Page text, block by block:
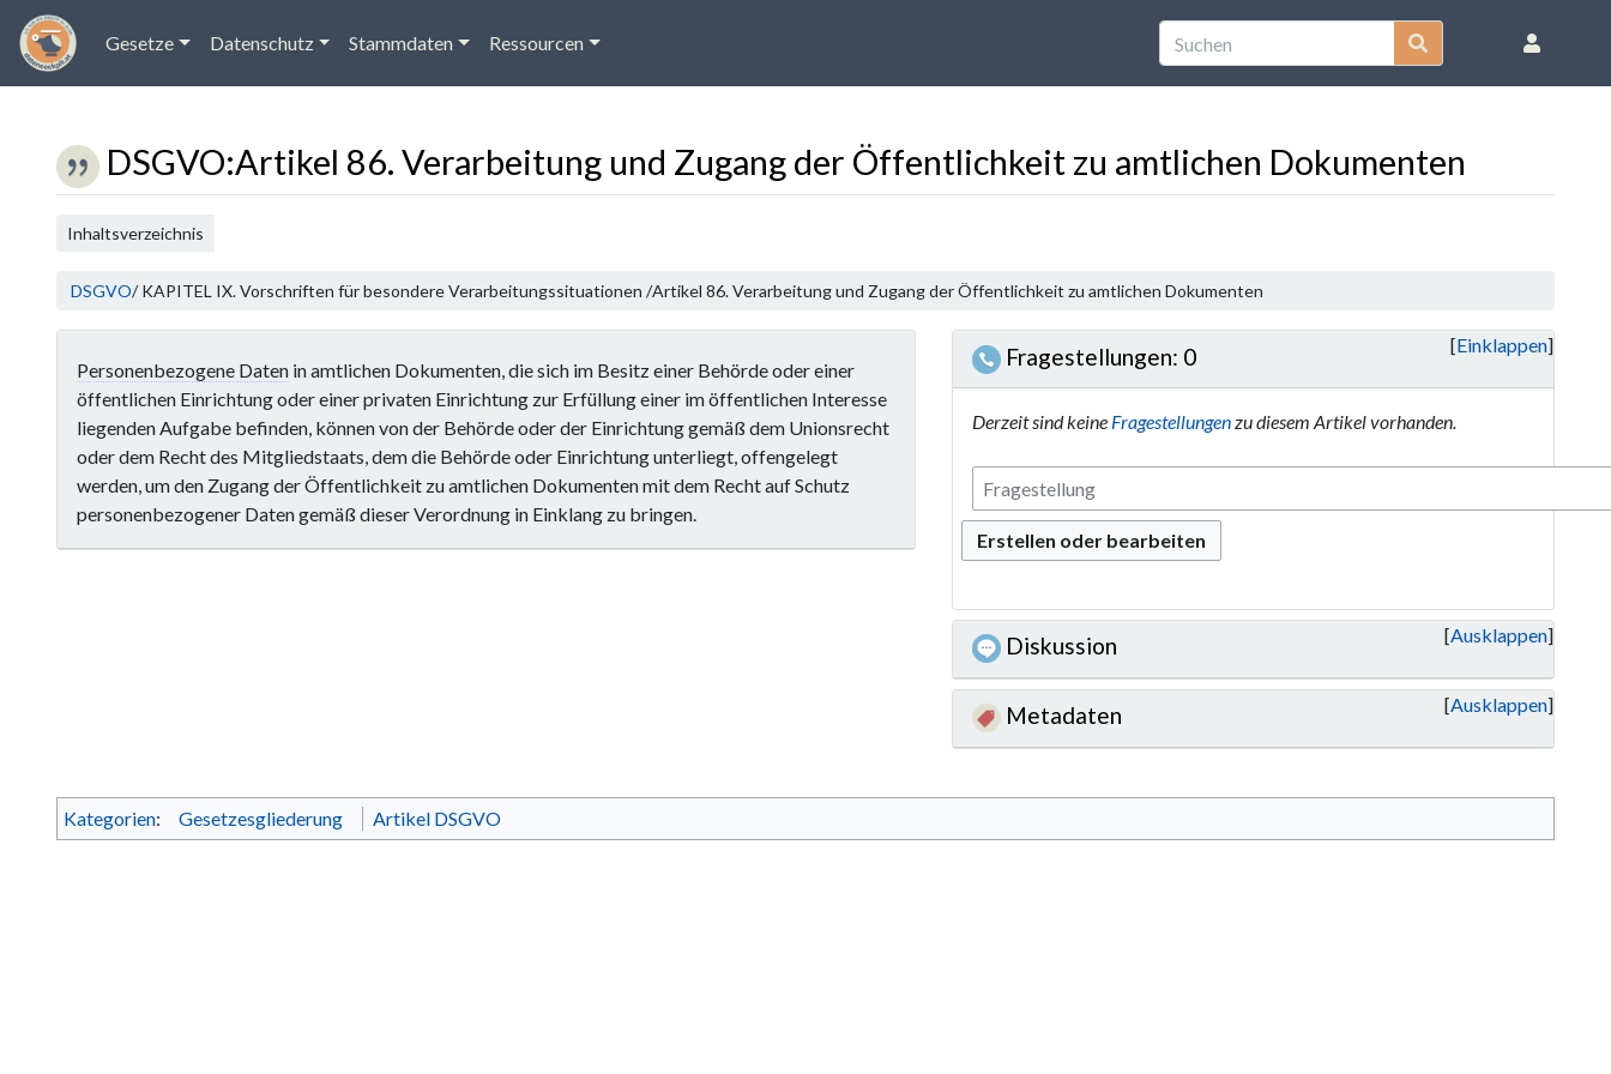
Gesetze Datenschutz Stammdaten Ressourcen
DSGVO:Artikel 86. Verarbeitung und Zugang der Öffentlichkeit zu amtlichen Dokumenten
Wechseln zu:Navigation
Inhaltsverzeichnis
DSGVO/ KAPITEL IX. Vorschriften für besondere Verarbeitungssituationen /Artikel 86. Verarbeitung und Zugang der Öffentlichkeit zu amtlichen Dokumenten
Personenbezogene Daten in amtlichen Dokumenten, die sich im Besitz einer Behörde oder einer
öffentlichen Einrichtung oder einer privaten Einrichtung zur Erfüllung einer im öffentlichen Interesse
liegenden Aufgabe befinden, können von der Behörde oder der Einrichtung gemäß dem Unionsrecht
oder dem Recht des Mitgliedstaats, dem die Behörde oder Einrichtung unterliegt, offengelegt
werden, um den Zugang der Öffentlichkeit zu amtlichen Dokumenten mit dem Recht auf Schutz
personenbezogener Daten gemäß dieser Verordnung in Einklang zu bringen.
Einklappen
Fragestellungen: 0
Derzeit sind keine Fragestellungenzu diesem Artikel vorhanden.
Erstellen oder bearbeiten
Ausklappen
Diskussion
Ausklappen
Metadaten
Kategorien: Gesetzesgliederung Artikel DSGVO